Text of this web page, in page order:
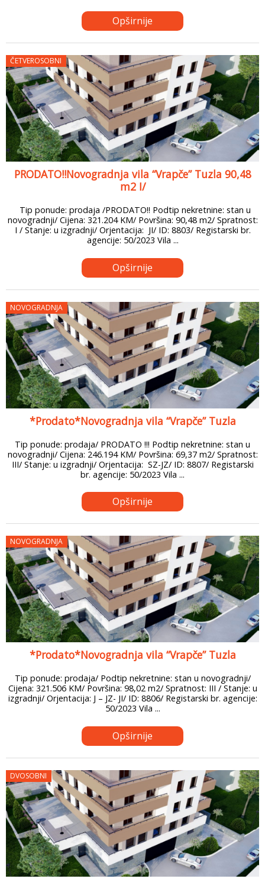
Opširnije
ČETVEROSOBNI
PRODATO!!Novogradnja vila “Vrapče” Tuzla 90,48
m2 I/
Tip ponude: prodaja /PRODATO!! Podtip nekretnine: stan u
novogradnji/ Cijena: 321.204 KM/ Površina: 90,48 m2/ Spratnost:
I / Stanje: u izgradnji/ Orjentacija: JI/ ID: 8803/ Registarski br.
agencije: 50/2023 Vila ...
Opširnije
NOVOGRADNJA
*Prodato*Novogradnja vila “Vrapče” Tuzla
Tip ponude: prodaja/ PRODATO !!! Podtip nekretnine: stan u
novogradnji/ Cijena: 246.194 KM/ Površina: 69,37 m2/ Spratnost:
III/ Stanje: u izgradnji/ Orjentacija: SZ-JZ/ ID: 8807/ Registarski
br. agencije: 50/2023 Vila ...
Opširnije
NOVOGRADNJA
*Prodato*Novogradnja vila “Vrapče” Tuzla
Tip ponude: prodaja/ Podtip nekretnine: stan u novogradnji/
Cijena: 321.506 KM/ Površina: 98,02 m2/ Spratnost: III / Stanje: u
izgradnji/ Orjentacija: J – JZ- JI/ ID: 8806/ Registarski br. agencije:
50/2023 Vila ...
Opširnije
DVOSOBNI